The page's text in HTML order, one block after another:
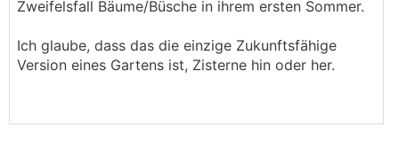
Zweifelsfall Bäume/Büsche in ihrem ersten Sommer.
Ich glaube, dass das die einzige Zukunftsfähige
Version eines Gartens ist, Zisterne hin oder her.